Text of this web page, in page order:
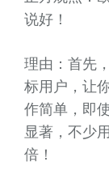
说好！
理由：首先
标用户，让
作简单，即
显著，不少
倍！